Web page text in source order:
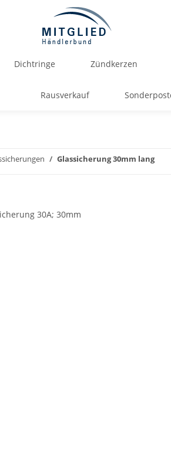
Dichtringe Zündkerzen
Rausverkauf
Glassicherung 30mm lang